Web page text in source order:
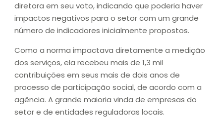
diretora em seu voto, indicando que poderia haver
impactos negativos para o setor com um grande
número de indicadores inicialmente propostos.
Como a norma impactava diretamente a medição
dos serviços, ela recebeu mais de 1,3 mil
contribuições em seus mais de dois anos de
processo de participação social, de acordo com a
agência. A grande maioria vinda de empresas do
setor e de entidades reguladoras locais.